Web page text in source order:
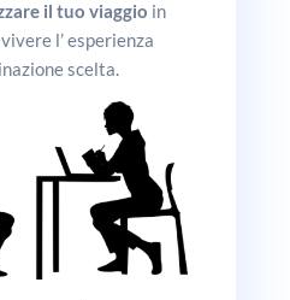
il tuo viaggio in
l’ esperienza
scelta.